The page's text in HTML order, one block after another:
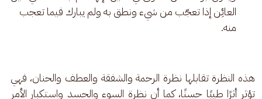
العائِن إذا تعجّب من شيء ونطق به ولم يبارك فيما تعجب
منه.
هذه النظرة تقابلها نظرة الرحمة والشفقة والعطف والحنان، فهي
تؤثر أثرًا طيبًا حسنًا، كما أن نظرة السوء والحسد واستكبار الأمر